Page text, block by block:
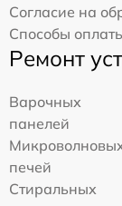
Согласие на
Способы
Ремонт
Варочных
панелей
печей
Стиральных